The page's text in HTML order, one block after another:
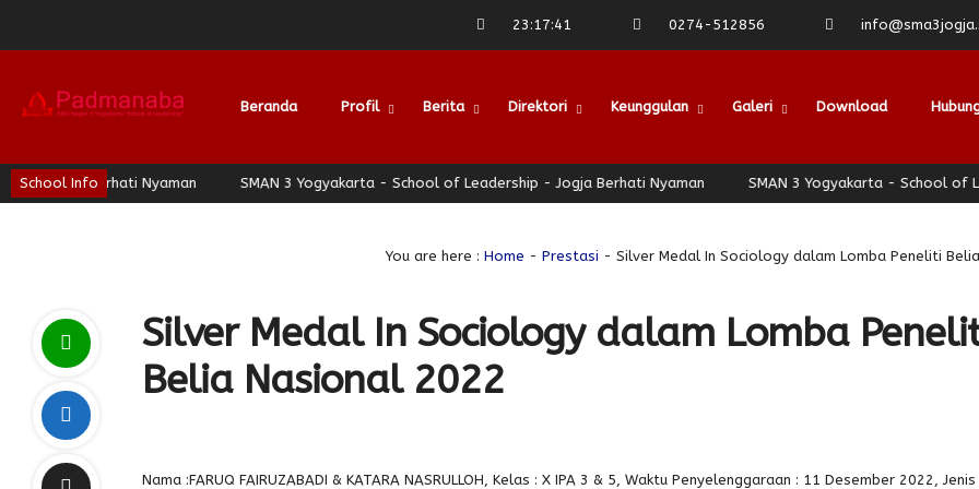
23 :17:42 0274-512856
Beranda Profil Berita Direktori Keunggulan Galeri Download
School Info
Jogja Berhati Nyaman SMAN 3 Yogyakarta - School of Leadership - Jogja Berhati Nyaman SMAN 3 Yogyakarta - School of
You are here : Home - Prestasi - Silver Medal In Sociology dalam Lomba Peneliti
Silver Medal In Sociology dalam Lomba
Belia Nasional 2022
Nama :FARUQ FAIRUZABADI & KATARA NASRULLOH, Kelas : X IPA 3 & 5, Waktu Penyelenggaraan : 11 Desember 2022, Jenis